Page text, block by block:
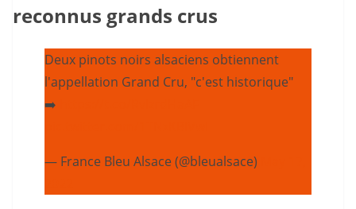
reconnus grands crus
Deux pinots noirs alsaciens obtiennent
l'appellation Grand Cru, "c'est historique"
➡️
— France Bleu Alsace (@bleualsace)